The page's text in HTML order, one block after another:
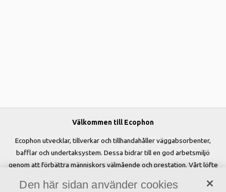
Välkommen till Ecophon
Ecophon utvecklar, tillverkar och tillhandahåller väggabsorbenter,
bafflar och undertaksystem. Dessa bidrar till en god arbetsmiljö
genom att förbättra människors välmående och prestation. Vårt löfte
Den här sidan använder cookies